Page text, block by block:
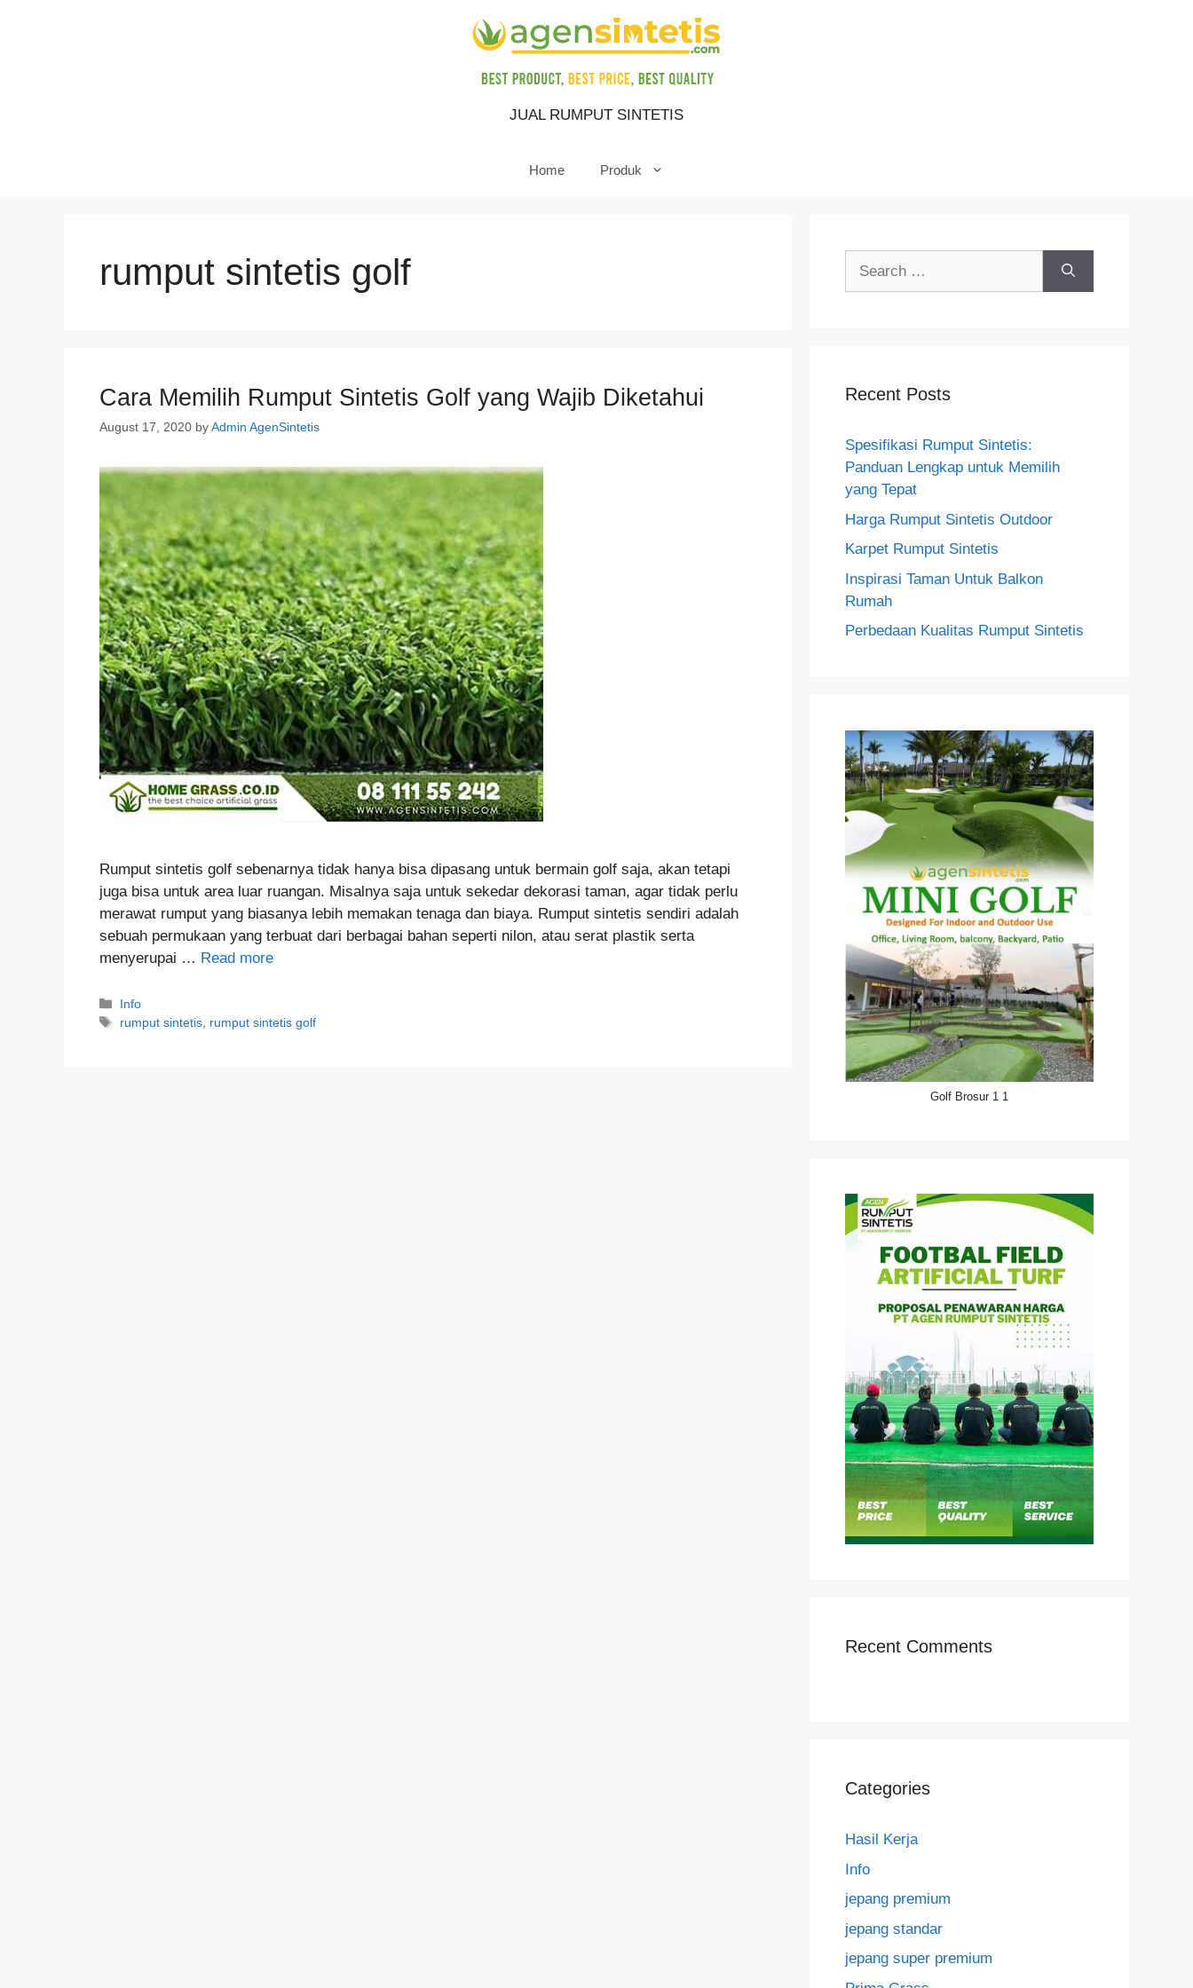
JUAL RUMPUT SINTETIS
Home Produk
rumput sintetis golf
Cara Memilih Rumput Sintetis Golf yang Wajib Diketahui
August 17, 2020 byAdmin AgenSintetis
Rumput sintetis golf sebenarnya tidak hanya bisa dipasang untuk bermain golf saja, akan tetapi
juga bisa untuk area luar ruangan. Misalnya saja untuk sekedar dekorasi taman, agar tidak perlu
merawat rumput yang biasanya lebih memakan tenaga dan biaya. Rumput sintetis sendiri adalah
sebuah permukaan yang terbuat dari berbagai bahan seperti nilon, atau serat plastik serta
menyerupai … Read more
Categories
Info
Tags
rumput sintetis rumput sintetis golf
Recent Posts
Spesifikasi Rumput Sintetis:
Panduan Lengkap untuk Memilih
yang Tepat
Harga Rumput Sintetis Outdoor
Karpet Rumput Sintetis
Inspirasi Taman Untuk Balkon
Rumah
Perbedaan Kualitas Rumput Sintetis
Golf Brosur 1 1
Recent Comments
Categories
Hasil Kerja
Info
jepang premium
jepang standar
jepang super premium